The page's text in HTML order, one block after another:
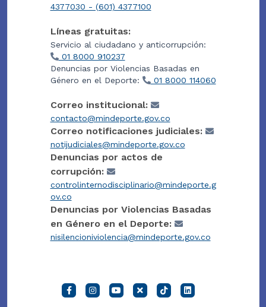
4377030 - (601) 4377100
Líneas gratuitas:
Servicio al ciudadano y anticorrupción:
01 8000 910237
Denuncias por Violencias Basadas en
Género en el Deporte:
01 8000 114060
Correo institucional:
contacto@mindeporte.gov.co
Correo notificaciones judiciales:
notijudiciales@mindeporte.gov.co
Denuncias por actos de
corrupción:
controlinternodisciplinario@mindeporte.g
ov.co
Denuncias por Violencias Basadas
en Género en el Deporte:
nisilencioniviolencia@mindeporte.gov.co